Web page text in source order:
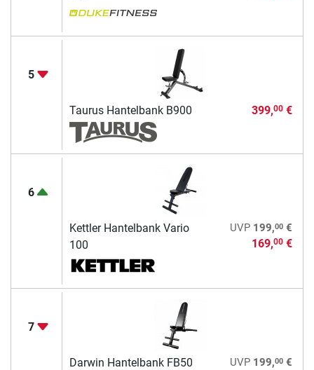
5
Taurus Hantelbank B900 399,00€
6
Kettler Hantelbank Vario
100
UVP 199,00€
169,00€
7
Darwin Hantelbank FB50 UVP 199,00€